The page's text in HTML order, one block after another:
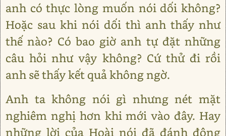
anh có thực lòng muốn nói dối không?
Hoặc sau khi nói dối thì anh thấy như
thế nào? Có bao giờ anh tự đặt những
câu hỏi như vậy không? Cứ thử đi rồi
anh sẽ thấy kết quả không ngờ.
Anh ta không nói gì nhưng nét mặt
nghiêm nghị hơn khi mới vào đây. Hay
những lời của Hoài nói đã đánh động